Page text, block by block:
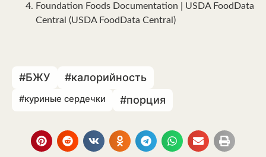
Foundation Foods Documentation | USDA FoodData
Central (USDA FoodData Central)
#БЖУ #калорийность
#куриные сердечки #порция